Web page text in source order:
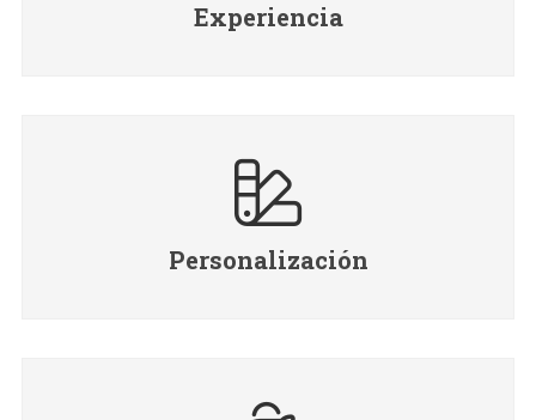
Experiencia
Personalización